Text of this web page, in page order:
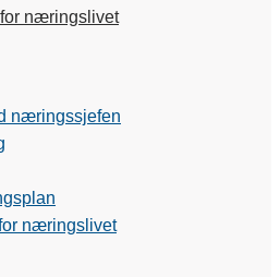
næringslivet
næringssjefen
næringslivet